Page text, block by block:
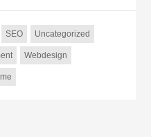
SEO Uncategorized
Webdesign